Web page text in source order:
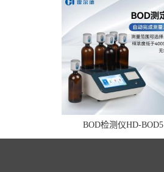
BOD检测仪HD-BOD5